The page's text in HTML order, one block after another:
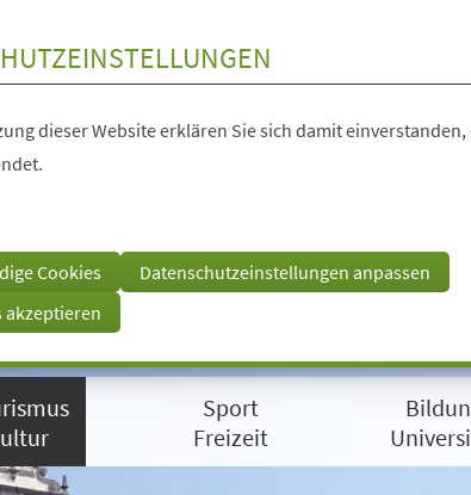
dieser Website erklären Sie sich damit einverstanden,
Cookies
Datenschutzeinstellungen anpassen
akzeptieren
Sport
Freizeit